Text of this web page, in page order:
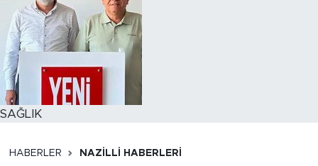
SAĞLIK
HABERLER NAZILLI HABERLERI